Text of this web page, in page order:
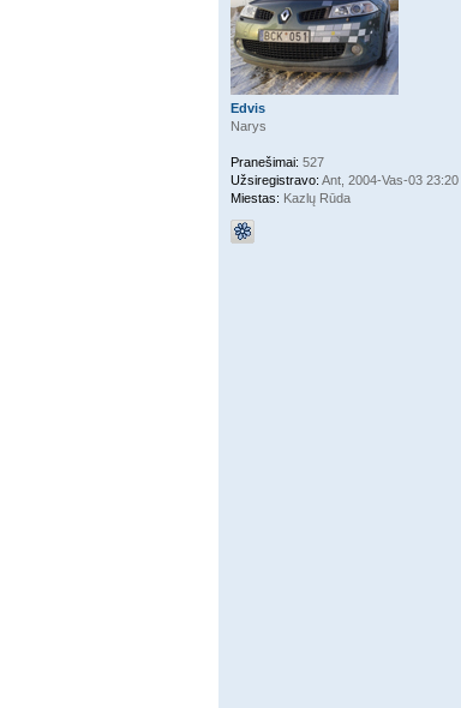
Edvis
Narys
Pranešimai: 527
Užsiregistravo: Ant, 2004-Vas-03 23:20
Miestas: Kazlų Rūda